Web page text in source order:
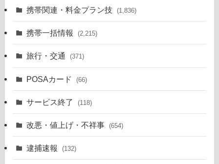
携帯関連・料金プラン技 (1,836)
携帯一括情報 (2,215)
旅行・交通 (371)
POSAカード (66)
サービス終了 (118)
改悪・値上げ・不祥事 (654)
逮捕速報 (132)